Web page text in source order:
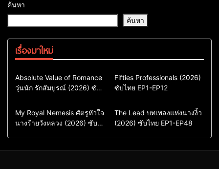
ค้นหา
ค้นหา
เรื่องมาใหม่
Comedy
Drama
ซีรี่ย์เกาหลี
ซีรี่ย์เกาหลีพากย์ไทย
Absolute Value of Romance
วุ่นนัก รักสัมบูรณ์ (2026) ซับ
Action & Adventure
Comedy
Drama
ซีรี่ย์เกาหลีซับไทย
Fifties Professionals (2026)
ซับไทย EP1-EP12
Comedy
Drama
Sci-Fi & Fantasy
My Royal Nemesis ศัตรูหัวใจ
นางร้ายวังหลวง (2026) ซับ
Drama
ซีรี่ย์จีน
ซีรี่ย์จีนซับไทย
The Lead บทเพลงแห่งนางงิ้ว
(2026) ซับไทย EP1-EP48